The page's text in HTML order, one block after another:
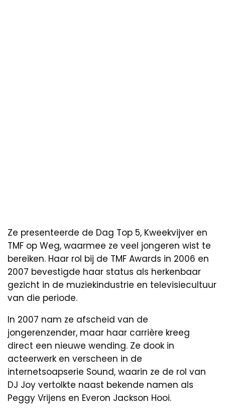
Ze presenteerde de Dag Top 5, Kweekvijver en
TMF op Weg, waarmee ze veel jongeren wist te
bereiken. Haar rol bij de TMF Awards in 2006 en
2007 bevestigde haar status als herkenbaar
gezicht in de muziekindustrie en televisiecultuur
van die periode.
In 2007 nam ze afscheid van de
jongerenzender, maar haar carrière kreeg
direct een nieuwe wending. Ze dook in
acteerwerk en verscheen in de
internetsoapserie Sound, waarin ze de rol van
DJ Joy vertolkte naast bekende namen als
Peggy Vrijens en Everon Jackson Hooi.